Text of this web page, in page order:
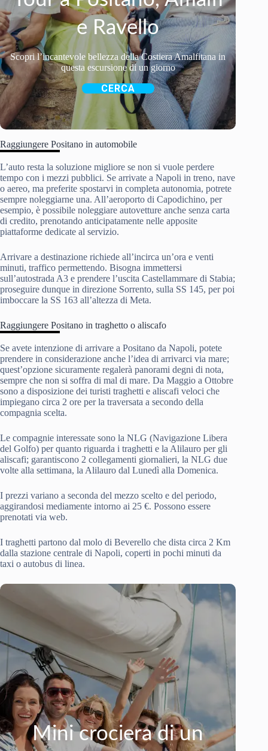
e Ravello
Scopri l’incantevole bellezza della Costiera Amalfitana in
questa escursione di un giorno
CERCA
Raggiungere Positano in automobile
L’auto resta la soluzione migliore se non si vuole perdere
tempo con i mezzi pubblici. Se arrivate a Napoli in treno, nave
o aereo, ma preferite spostarvi in completa autonomia, potrete
sempre noleggiarne una. All’aeroporto di Capodichino, per
esempio, è possibile noleggiare autovetture anche senza carta
di credito, prenotando anticipatamente nelle apposite
piattaforme dedicate al servizio.
Arrivare a destinazione richiede all’incirca un’ora e venti
minuti, traffico permettendo. Bisogna immettersi
sull’autostrada A3 e prendere l’uscita Castellammare di Stabia;
proseguire dunque in direzione Sorrento, sulla SS 145, per poi
imboccare la SS 163 all’altezza di Meta.
Raggiungere Positano in traghetto o aliscafo
Se avete intenzione di arrivare a Positano da Napoli, potete
prendere in considerazione anche l’idea di arrivarci via mare;
quest’opzione sicuramente regalerà panorami degni di nota,
sempre che non si soffra di mal di mare. Da Maggio a Ottobre
sono a disposizione dei turisti traghetti e aliscafi veloci che
impiegano circa 2 ore per la traversata a secondo della
compagnia scelta.
Le compagnie interessate sono la NLG (Navigazione Libera
del Golfo) per quanto riguarda i traghetti e la Alilauro per gli
aliscafi; garantiscono 2 collegamenti giornalieri, la NLG due
volte alla settimana, la Alilauro dal Lunedì alla Domenica.
I prezzi variano a seconda del mezzo scelto e del periodo,
aggirandosi mediamente intorno ai 25 €. Possono essere
prenotati via web.
I traghetti partono dal molo di Beverello che dista circa 2 Km
dalla stazione centrale di Napoli, coperti in pochi minuti da
taxi o autobus di linea.
Mini crociera di un